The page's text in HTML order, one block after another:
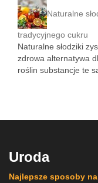
Naturalne
tradycyjnego cukru
Naturalne słodziki
zdrowa alternatywa
roślin substancje te
Uroda
Najlepsze sposoby